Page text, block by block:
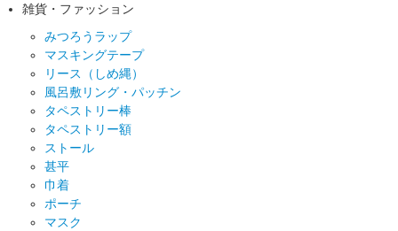
雑貨・ファッション
みつろうラップ
マスキングテープ
リース（しめ縄）
風呂敷リング・パッチン
タペストリー棒
タペストリー額
ストール
甚平
巾着
ポーチ
マスク